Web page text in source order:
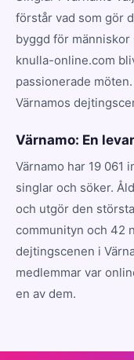
förstår vad som gör
byggd för människor
knulla-online.com
passionerade
Värnamos
Värnamo: En
Värnamo har 19 061
singlar och söker.
och utgör den
communityn och 42
dejtingscenen i
medlemmar var
en av dem.